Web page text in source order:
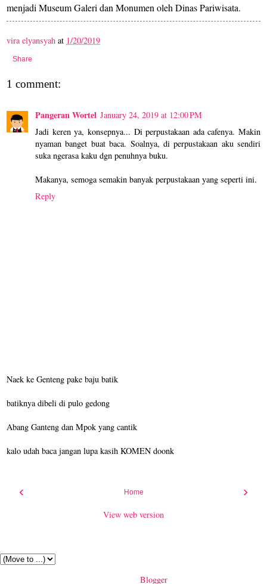
menjadi Museum Galeri dan Monumen oleh Dinas Pariwisata.
vira elyansyah at 1/20/2019
Share
1 comment:
Pangeran Wortel January 24, 2019 at 12:00 PM
Jadi keren ya, konsepnya... Di perpustakaan ada cafenya. Makin
nyaman banget buat baca. Soalnya, di perpustakaan aku sendiri
suka ngerasa kaku dgn penuhnya buku.
Makanya, semoga semakin banyak perpustakaan yang seperti ini.
Reply
Naek ke Genteng pake baju batik
batiknya dibeli di pulo gedong
Abang Ganteng dan Mpok yang cantik
kalo udah baca jangan lupa kasih KOMEN doonk
‹ ›
Home
View web version
Blogger.